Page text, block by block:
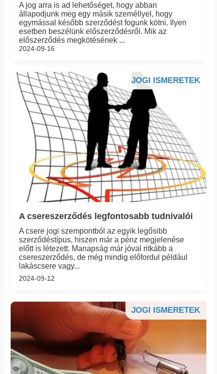
A jog arra is ad lehetőséget, hogy abban
állapodjunk meg egy másik személlyel, hogy
egymással később szerződést fogunk kötni. Ilyen
esetben beszélünk előszerződésről. Mik az
előszerződés megkötésének ...
2024-09-16
JOGI ISMERETEK
A csereszerződés legfontosabb tudnivalói
A csere jogi szempontból az egyik legősibb
szerződéstípus, hiszen már a pénz megjelenése
előtt is létezett. Manapság már jóval ritkább a
csereszerződés, de még mindig előfordul például
lakáscsere vagy...
2024-09-12
JOGI ISMERETEK